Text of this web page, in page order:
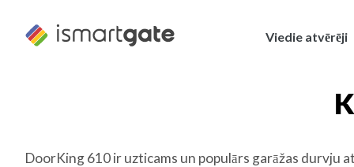
saturu
Viedie atvērēji
DoorKing 610 ir uzticams un populārs garāžas durvju